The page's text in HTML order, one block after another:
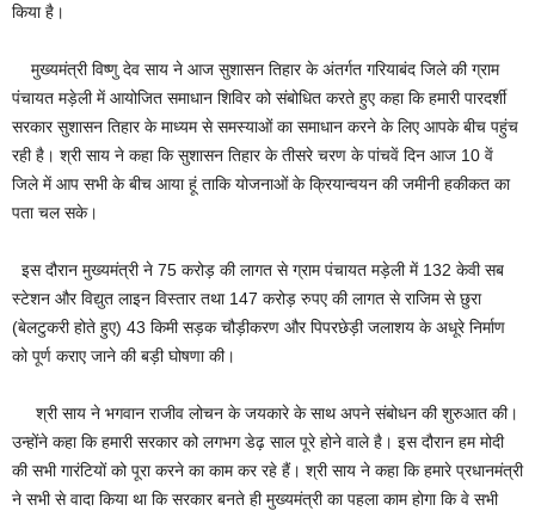
किया है।
मुख्यमंत्री विष्णु देव साय ने आज सुशासन तिहार के अंतर्गत गरियाबंद जिले की ग्राम
पंचायत मड़ेली में आयोजित समाधान शिविर को संबोधित करते हुए कहा कि हमारी पारदर्शी
सरकार सुशासन तिहार के माध्यम से समस्याओं का समाधान करने के लिए आपके बीच पहुंच
रही है। श्री साय ने कहा कि सुशासन तिहार के तीसरे चरण के पांचवें दिन आज 10 वें
जिले में आप सभी के बीच आया हूं ताकि योजनाओं के क्रियान्वयन की जमीनी हकीकत का
पता चल सके।
इस दौरान मुख्यमंत्री ने 75 करोड़ की लागत से ग्राम पंचायत मड़ेली में 132 केवी सब
स्टेशन और विद्युत लाइन विस्तार तथा 147 करोड़ रुपए की लागत से राजिम से छुरा
(बेलटुकरी होते हुए) 43 किमी सड़क चौड़ीकरण और पिपरछेड़ी जलाशय के अधूरे निर्माण
को पूर्ण कराए जाने की बड़ी घोषणा की।
श्री साय ने भगवान राजीव लोचन के जयकारे के साथ अपने संबोधन की शुरुआत की।
उन्होंने कहा कि हमारी सरकार को लगभग डेढ़ साल पूरे होने वाले है। इस दौरान हम मोदी
की सभी गारंटियों को पूरा करने का काम कर रहे हैं। श्री साय ने कहा कि हमारे प्रधानमंत्री
ने सभी से वादा किया था कि सरकार बनते ही मुख्यमंत्री का पहला काम होगा कि वे सभी